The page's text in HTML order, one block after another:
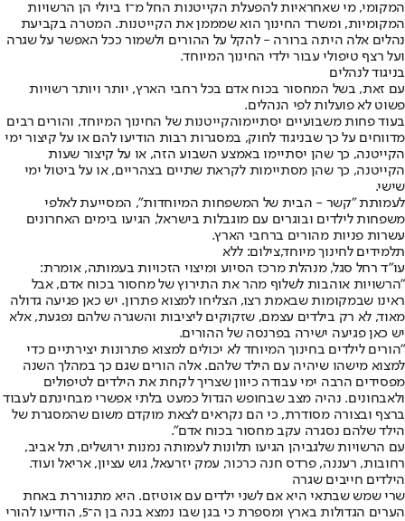
המקומי, מי שאחראיות להפעלת הקייטנות החל מ־1 ביולי הן הרשויות
המקומיות, ומשרד החינוך הוא שמממן את הקייטנות. המטרה בקביעת
נהלים אלה היתה ברורה - להקל על ההורים ולשמור ככל האפשר על שגרה
ועל רצף טיפולי עבור ילדי החינוך המיוחד.
בניגוד לנהלים
עם זאת, בשל המחסור בכוח אדם בכל רחבי הארץ, יותר ויותר רשויות
פשוט לא פועלות לפי הנהלים.
בעוד פחות משבועיים יסתיימוהקייטנות של החינוך המיוחד, והורים רבים
מדווחים על כך שבניגוד לחוק, במסגרות רבות הודיעו להם או על קיצור ימי
הקייטנה, כך שהן יסתיימו באמצע השבוע הזה, או על קיצור שעות
הקייטנה, כך שהן מסתיימות לקראת שתיים בצהריים, או על ביטול ימי
שישי.
לעמותת "קשר - הבית של המשפחות המיוחדות", המסייעת לאלפי
משפחות לילדים ובוגרים עם מוגבלות בישראל, הגיעו בימים האחרונים
עשרות פניות מהורים ברחבי הארץ.
תלמידים לחינוך מיוחד,צילום: ללא
עו"ד רחל סגל, מנהלת מרכז הסיוע ומיצוי הזכויות בעמותה, אומרת:
"הרשויות אוהבות לשלוף מהר את התירוץ של מחסור בכוח אדם, אבל
ראינו שבמקומות שבאמת רצו, הצליחו למצוא פתרון. יש כאן פגיעה גדולה
מאוד, לא רק בילדים עצמם, שזקוקים ליציבות והשגרה שלהם נפגעת, אלא
יש כאן פגיעה ישירה בפרנסה של ההורים.
"הורים לילדים בחינוך המיוחד לא יכולים למצוא פתרונות יצירתיים כדי
למצוא מישהו שיהיה עם הילד שלהם. אלה הורים שגם כך במהלך השנה
מפסידים הרבה ימי עבודה כיוון שצריך לקחת את הילדים לטיפולים
ולאבחונים. נהיה מצב שבחופש הגדול כמעט בלתי אפשרי מבחינתם לעבוד
ברצף ובצורה מסודרת, כי הם נקראים לצאת מוקדם משום שהמסגרת של
הילד שלהם נסגרה עקב מחסור בכוח אדם".
עם הרשויות שלגביהן הגיעו תלונות לעמותה נמנות ירושלים, תל אביב,
רחובות, רעננה, פרדס חנה כרכור, עמק יזרעאל, גוש עציון, אריאל ועוד.
הילדים חייבים שגרה
שרי שמש שבתאי היא אם לשני ילדים עם אוטיזם. היא מתגוררת באחת
הערים הגדולות בארץ ומספרת כי בגן שבו נמצא בנה בן ה־5, הודיעו להורי